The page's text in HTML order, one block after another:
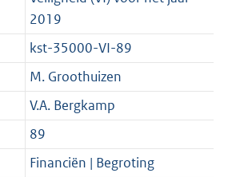
2019
kst-35000-VI-89
M. Groothuizen
V.A. Bergkamp
89
Financiën | Begroting